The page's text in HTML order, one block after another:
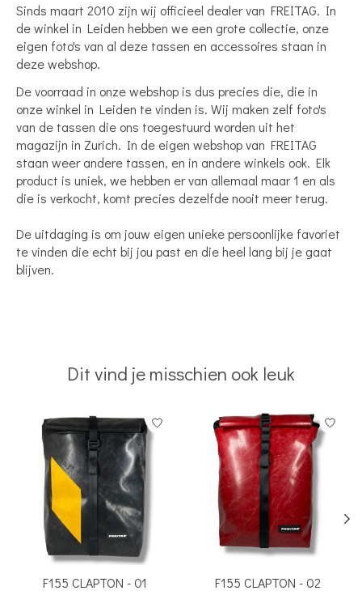
Sinds maart 2010 zijn wij officieel dealer van FREITAG. In
de winkel in Leiden hebben we een grote collectie, onze
eigen foto's van al deze tassen en accessoires staan in
deze webshop.
De voorraad in onze webshop is dus precies die, die in
onze winkel in Leiden te vinden is. Wij maken zelf foto's
van de tassen die ons toegestuurd worden uit het
magazijn in Zurich. In de eigen webshop van FREITAG
staan weer andere tassen, en in andere winkels ook. Elk
product is uniek, we hebben er van allemaal maar 1 en als
die is verkocht, komt precies dezelfde nooit meer terug.
De uitdaging is om jouw eigen unieke persoonlijke favoriet
te vinden die echt bij jou past en die heel lang bij je gaat
blijven.
Dit vind je misschien ook leuk
Items van productcarrousel
F155 CLAPTON - 01
F155 CLAPTON - 02